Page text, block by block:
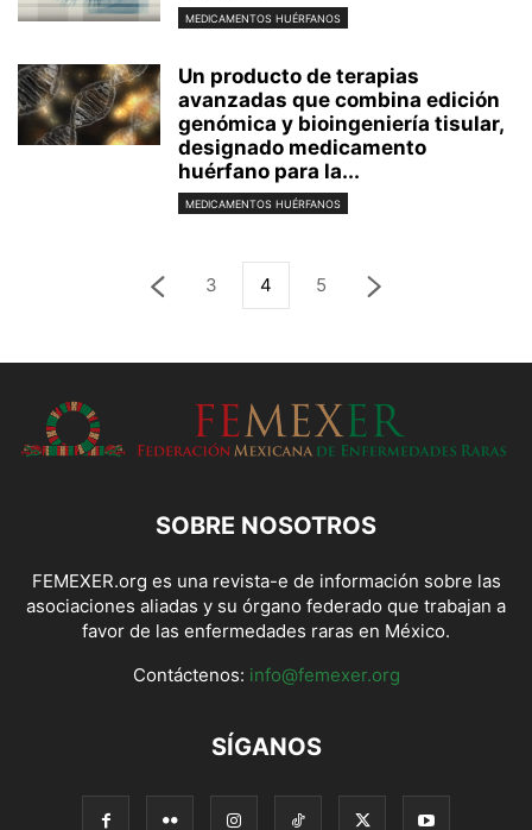
MEDICAMENTOS HUÉRFANOS
Un producto de terapias
avanzadas que combina edición
genómica y bioingeniería tisular,
designado medicamento
huérfano para la...
MEDICAMENTOS HUÉRFANOS
3 4 5
SOBRE NOSOTROS
FEMEXER.org es una revista-e de información sobre las
asociaciones aliadas y su órgano federado que trabajan a
favor de las enfermedades raras en México.
Contáctenos: info@femexer.org
SÍGANOS